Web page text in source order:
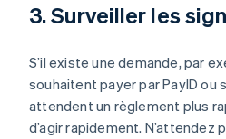
3. Surveiller les
S’il existe une demande, par
souhaitent payer par PayID ou
attendent un règlement plus
d’agir rapidement. N’attendez